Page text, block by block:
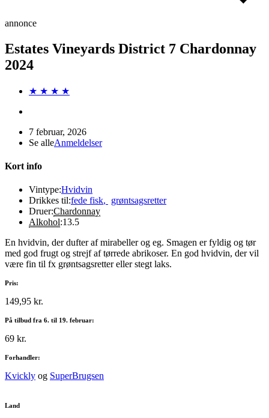
annonce
Estates Vineyards District 7 Chardonnay
2024
★ ★ ★ ★
7 februar, 2026
Se alleAnmeldelser
Kort info
Vintype:Hvidvin
Drikkes til:fede fisk,
grøntsagsretter
Druer:Chardonnay
Alkohol:13.5
En hvidvin, der dufter af mirabeller og eg. Smagen er fyldig og tør
med god frugt og strejf af tørrede abrikoser. En god hvidvin, der vil
være fin til fx grøntsagsretter eller stegt laks.
Pris:
149,95 kr.
På tilbud fra 6. til 19. februar:
69 kr.
Forhandler:
Kvickly og SuperBrugsen
Land